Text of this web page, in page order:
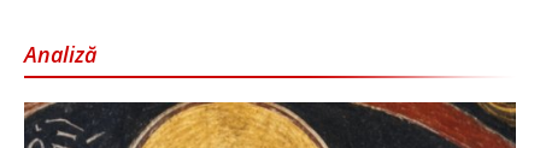
Analiză